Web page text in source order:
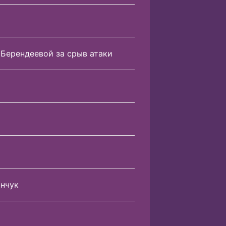
за срыв атаки